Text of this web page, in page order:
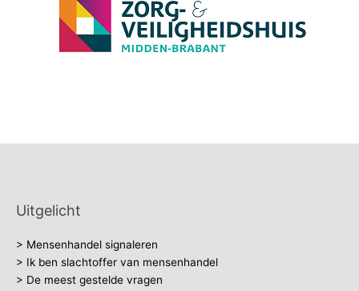
Uitgelicht
> Mensenhandel signaleren
> Ik ben slachtoffer van mensenhandel
> De meest gestelde vragen